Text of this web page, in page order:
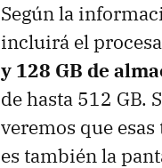
Según la
incluirá el
y 128 GB de
de hasta 512 GB.
veremos que
es también la